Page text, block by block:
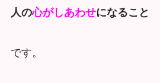
人の心がしあわせになること
です。